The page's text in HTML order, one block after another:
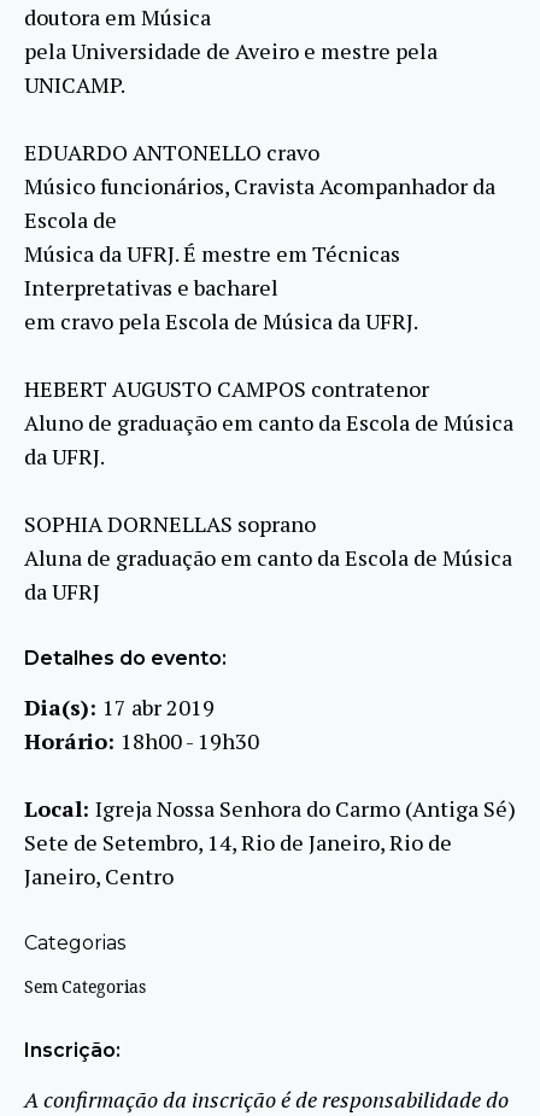
doutora em Música
pela Universidade de Aveiro e mestre pela
UNICAMP.
EDUARDO ANTONELLO cravo
Músico funcionários, Cravista Acompanhador da
Escola de
Música da UFRJ. É mestre em Técnicas
Interpretativas e bacharel
em cravo pela Escola de Música da UFRJ.
HEBERT AUGUSTO CAMPOS contratenor
Aluno de graduação em canto da Escola de Música
da UFRJ.
SOPHIA DORNELLAS soprano
Aluna de graduação em canto da Escola de Música
da UFRJ
Detalhes do evento:
Dia(s): 17 abr 2019
Horário: 18h00 - 19h30
Local: Igreja Nossa Senhora do Carmo (Antiga Sé)
Sete de Setembro, 14, Rio de Janeiro, Rio de
Janeiro, Centro
Categorias
Sem Categorias
Inscrição:
A confirmação da inscrição é de responsabilidade do